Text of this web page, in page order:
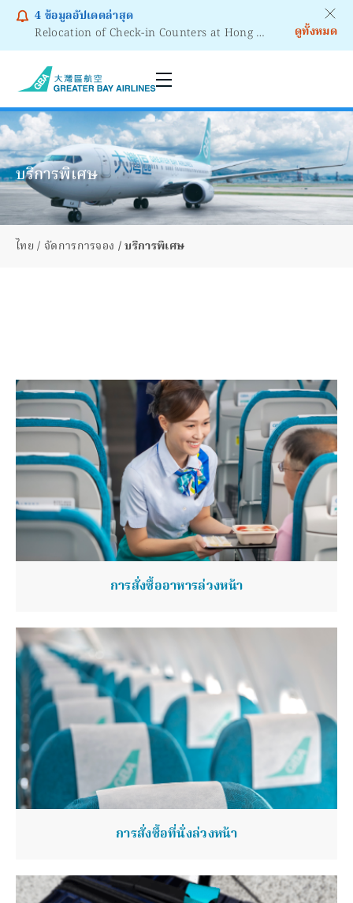
4 ข้อมูลอัปเดตล่าสุด
Relocation of Check-in Counters at Hong Kong International Airport – Terminal 2
ดูทั้งหมด
บริการพิเศษ
ไทย จัดการการจอง บริการพิเศษ
การสั่งซื้ออาหารล่วงหน้า
การสั่งซื้อที่นั่งล่วงหน้า